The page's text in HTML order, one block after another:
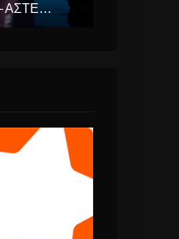
ΚΛΑΥΔΊΑ – ΑΣΤΕΡΟΜΆΤΑ (EUROVISION ΕΛΛΆΔΑ 2025)